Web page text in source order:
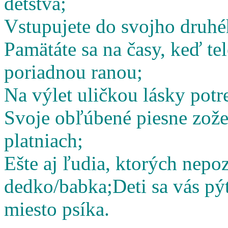
Vstupujete do svojho
Pamätáte sa na časy, keď
poriadnou ranou;
Na výlet uličkou lásky
Svoje obľúbené piesne
platniach;
Ešte aj ľudia, ktorých
dedko/babka;Deti sa vás
miesto psíka.